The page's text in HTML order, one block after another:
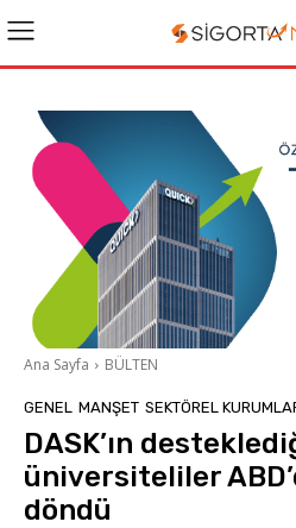
Ana Sayfa BÜLTEN
GENEL MANŞET SEKTÖREL
DASK’ın
üniversiteliler
döndü